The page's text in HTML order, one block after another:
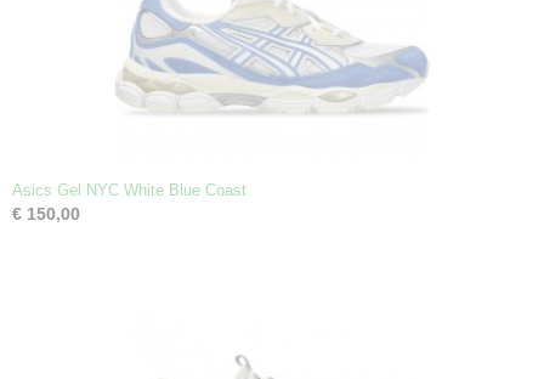
Asics Gel NYC White Blue Coast
€ 150,00